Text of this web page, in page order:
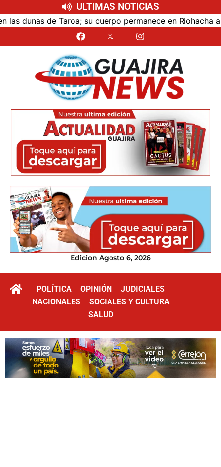
ULTIMAS NOTICIAS
de Taroa; su cuerpo permanece en Riohacha a la
Edicion Agosto 6, 2026
POLÍTICA OPINIÓN
JUDICIALES
NACIONALES
SOCIALES Y CULTURA
SALUD